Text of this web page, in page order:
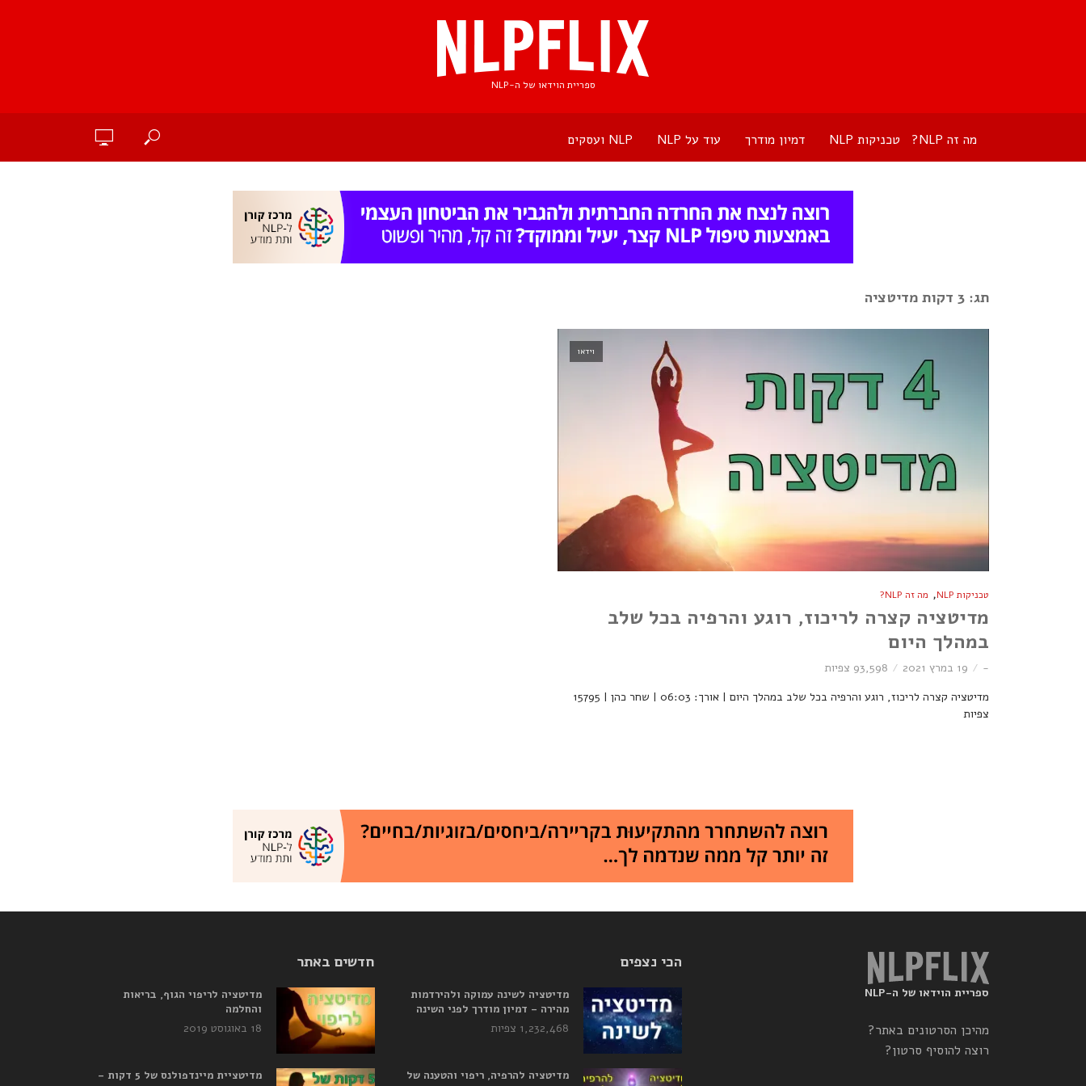
ספריית הוידאו של ה-NLP
מה זה NLP? טכניקות NLP דמיון מודרך עוד על NLP NLP ועסקים
תג: 3 דקות מדיטציה
וידאו
טכניקות NLP , מה זה NLP?
מדיטציה קצרה לריכוז, רוגע והרפיה בכל שלב
במהלך היום
- 19 במרץ 2021
93,598 צפיות
מדיטציה קצרה לריכוז, רוגע והרפיה בכל שלב במהלך היום | אורך: 06:03 | שחר כהן | 15795
צפיות
ספריית הוידאו של ה-NLP
מהיכן הסרטונים באתר?
רוצה להוסיף סרטון?
הכי נצפים
מדיטציה לשינה עמוקה ולהירדמות
מהירה – דמיון מודרך לפני השינה
1,232,468 צפיות
מדיטציה להרפיה, ריפוי והטענה של
חדשים באתר
מדיטציה לריפוי הגוף, בריאות
והחלמה
18 באוגוסט 2019
מדיטציית מיינדפולנס של 5 דקות –